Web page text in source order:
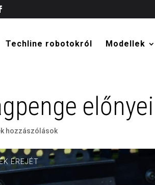
Techline robotokról Modellek
előnyei
hozzászólások
EREJÉT